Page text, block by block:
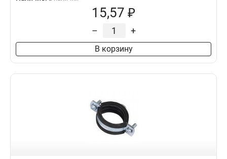
15,57 ₽
– +
В корзину